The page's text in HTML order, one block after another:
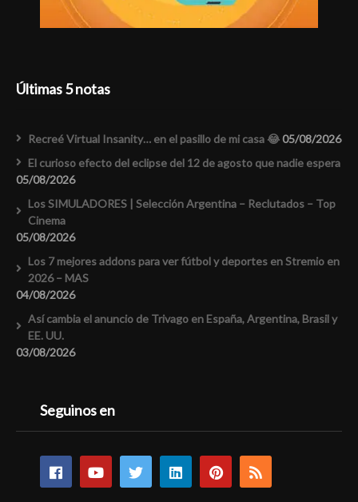
Últimas 5 notas
Recreé Virtual Insanity… en el pasillo de mi casa 😂05/08/2026
El curioso efecto del eclipse del 12 de agosto que nadie espera
05/08/2026
Los SIMULADORES | Selección Argentina – Reclutados – Top
Cinema
05/08/2026
Los 7 mejores addons para ver fútbol y deportes en Stremio en
2026 – MAS
04/08/2026
Así cambia el anuncio de Trivago en España, Argentina, Brasil y
EE. UU.
03/08/2026
Seguinos en